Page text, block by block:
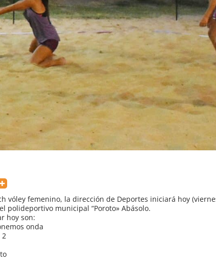
vóley femenino, la dirección de Deportes iniciará hoy
polideportivo municipal “Poroto» Abásolo.
hoy son:
onda
2